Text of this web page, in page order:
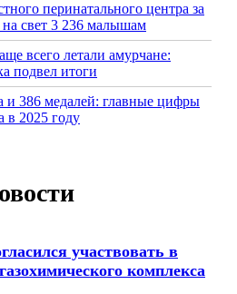
перинатального центра за
на свет 3 236 малышам
всего летали амурчане:
подвел итоги
и 386 медалей: главные цифры
в 2025 году
участвовать в
комплекса